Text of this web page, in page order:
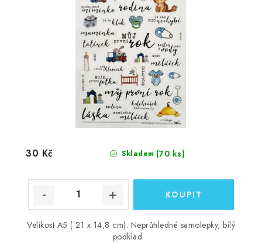
Skladem (70 ks)
30 Kč
Velikost A5 ( 21 x 14,8 cm). Neprůhledné samolepky, bílý
podklad.